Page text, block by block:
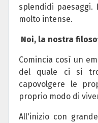
splendidi
molto intense.
Noi, la nostra
Comincia così un
del quale ci si
capovolgere le
proprio modo di
All'inizio con